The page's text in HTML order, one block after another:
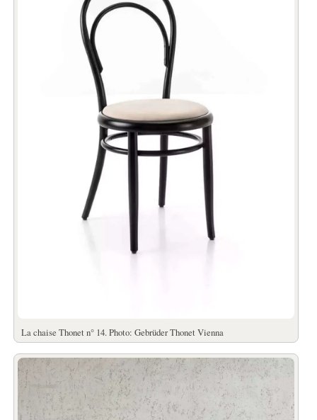
La chaise Thonet n° 14. Photo: Gebrüder Thonet Vienna